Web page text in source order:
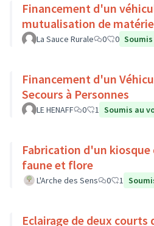
Financement d'un
mutualisation de
La Sauce Rurale 0 0
Financement d'un
Secours à Personnes
LE HENAFF 0 1 Soumis au
Fabrication d'un
faune et flore
L'Arche des Sens 0 1
Eclairage de deux